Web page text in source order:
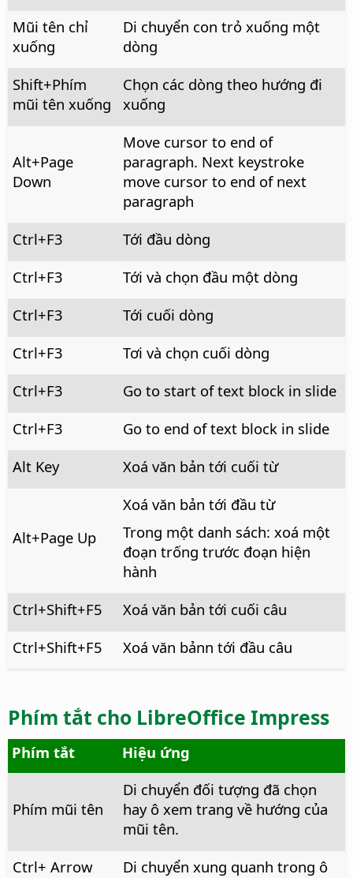
Mũi tên chỉ
xuống
Di chuyển con trỏ xuống một
dòng
Shift+Phím
mũi tên xuống
Chọn các dòng theo hướng đi
xuống
Alt+Page
Down
Move cursor to end of
paragraph. Next keystroke
move cursor to end of next
paragraph
Ctrl+F3
Tới đầu dòng
Ctrl+F3
Tới và chọn đầu một dòng
Ctrl+F3
Tới cuối dòng
Ctrl+F3
Tơi và chọn cuối dòng
Ctrl+F3
Go to start of text block in slide
Ctrl+F3
Go to end of text block in slide
AltKey Xoá văn bản tới cuối từ
Alt+Page Up
Xoá văn bản tới đầu từ
Trong một danh sách: xoá một
đoạn trống trước đoạn hiện
hành
Ctrl+Shift+F5
Xoá văn bản tới cuối câu
Ctrl+Shift+F5 Xoá văn bảnn tới đầu câu
Phím tắt cho LibreOffice Impress
Phím tắt Hiệu ứng
Phím mũi tên
Di chuyển đối tượng đã chọn
hay ô xem trang về hướng của
mũi tên.
Ctrl+ Arrow
Di chuyển xung quanh trong ô